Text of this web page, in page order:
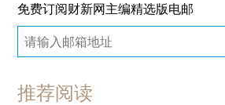
免费订阅财新网主编精选版电邮
推荐阅读